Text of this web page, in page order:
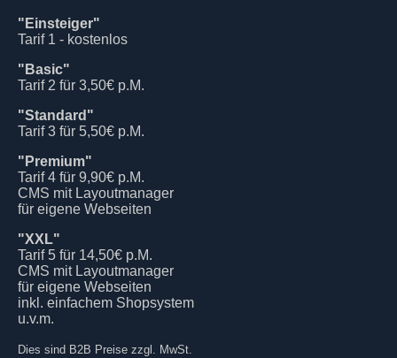
"Einsteiger"
Tarif 1 - kostenlos
"Basic"
Tarif 2 für 3,50€ p.M.
"Standard"
Tarif 3 für 5,50€ p.M.
"Premium"
Tarif 4 für 9,90€ p.M.
CMS mit Layoutmanager
für eigene Webseiten
"XXL"
Tarif 5 für 14,50€ p.M.
CMS mit Layoutmanager
für eigene Webseiten
inkl. einfachem Shopsystem
u.v.m.
Dies sind B2B Preise zzgl. MwSt.